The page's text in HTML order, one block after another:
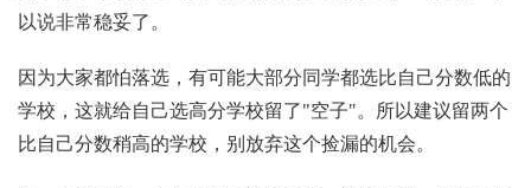
以说非常稳妥了。
因为大家都怕落选，有可能大部分同学都选比自己分数低的
学校，这就给自己选高分学校留了"空子"。所以建议留两个
比自己分数稍高的学校，别放弃这个捡漏的机会。